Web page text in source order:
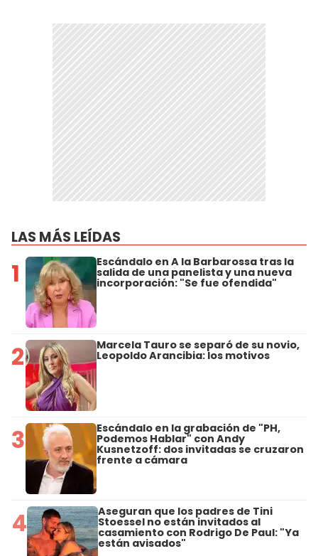
LAS MÁS LEÍDAS
1 Escándalo en A la Barbarossa tras la
salida de una panelista y una nueva
incorporación: "Se fue ofendida"
2 Marcela Tauro se separó de su novio,
Leopoldo Arancibia: los motivos
3 Escándalo en la grabación de "PH,
Podemos Hablar" con Andy
Kusnetzoff: dos invitadas se cruzaron
frente a cámara
4 Aseguran que los padres de Tini
Stoessel no están invitados al
casamiento con Rodrigo De Paul: "Ya
están avisados"